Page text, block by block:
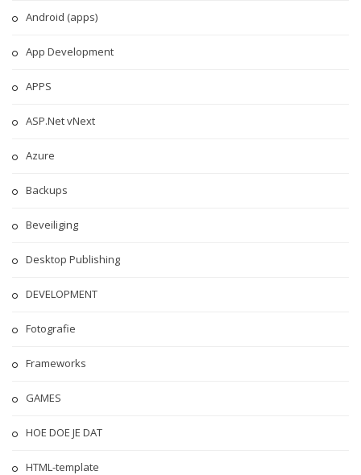
Android (apps)
App Development
APPS
ASP.Net vNext
Azure
Backups
Beveiliging
Desktop Publishing
DEVELOPMENT
Fotografie
Frameworks
GAMES
HOE DOE JE DAT
HTML-template